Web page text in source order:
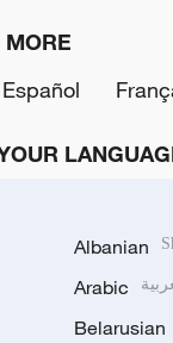
MORE
Español
Albanian
Arabic
Belarusian